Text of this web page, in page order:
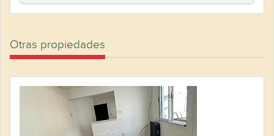
Otras propiedades